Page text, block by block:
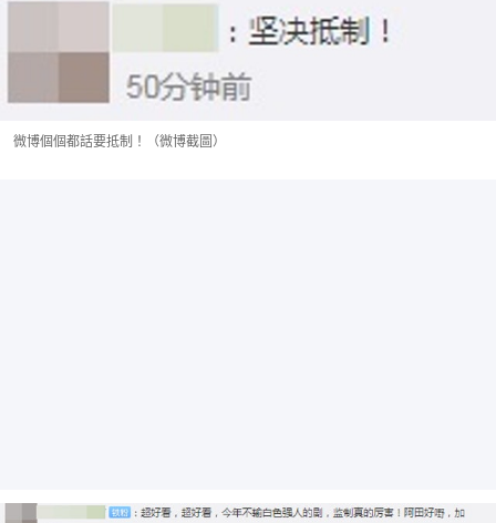
微博個個都話要抵制！（微博截圖）